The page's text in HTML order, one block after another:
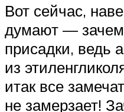
Вот сейчас,
думают —
присадки, ведь
из
итак все
не замерзает!